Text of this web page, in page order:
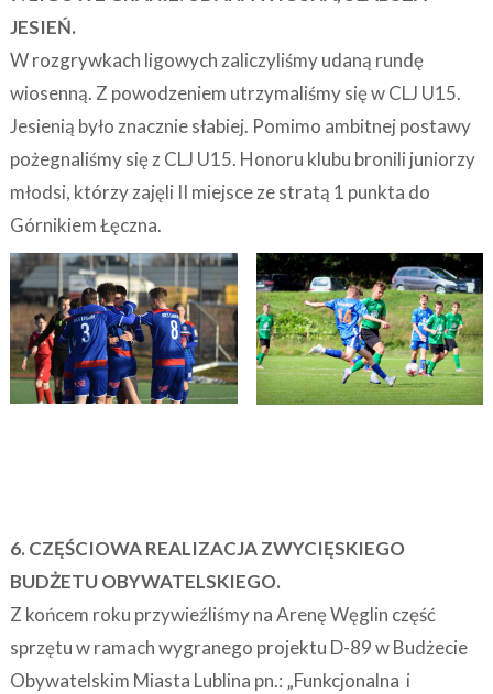
JESIEŃ.
W rozgrywkach ligowych zaliczyliśmy udaną rundę
wiosenną. Z powodzeniem utrzymaliśmy się w CLJ U15.
Jesienią było znacznie słabiej. Pomimo ambitnej postawy
pożegnaliśmy się z CLJ U15. Honoru klubu bronili juniorzy
młodsi, którzy zajęli II miejsce ze stratą 1 punkta do
Górnikiem Łęczna.
6. CZĘŚCIOWA REALIZACJA ZWYCIĘSKIEGO
BUDŻETU OBYWATELSKIEGO.
Z końcem roku przywieźliśmy na Arenę Węglin część
sprzętu w ramach wygranego projektu D-89 w Budżecie
Obywatelskim Miasta Lublina pn.: „Funkcjonalna i